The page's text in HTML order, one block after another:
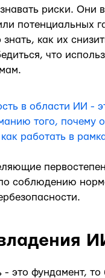
риски. Они
потенциальных
как их
что
в области ИИ -
того, почему
работать в
соблюдению
- это фундамент,